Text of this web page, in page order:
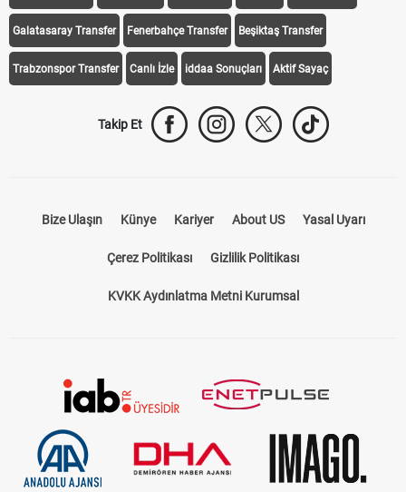
Galatasaray Transfer Fenerbahçe Transfer Beşiktaş Transfer
Trabzonspor Transfer Canlı İzle iddaa Sonuçları Aktif Sayaç
Takip Et
Bize Ulaşın Künye Kariyer About US Yasal Uyarı
Çerez Politikası Gizlilik Politikası
KVKK Aydınlatma Metni Kurumsal